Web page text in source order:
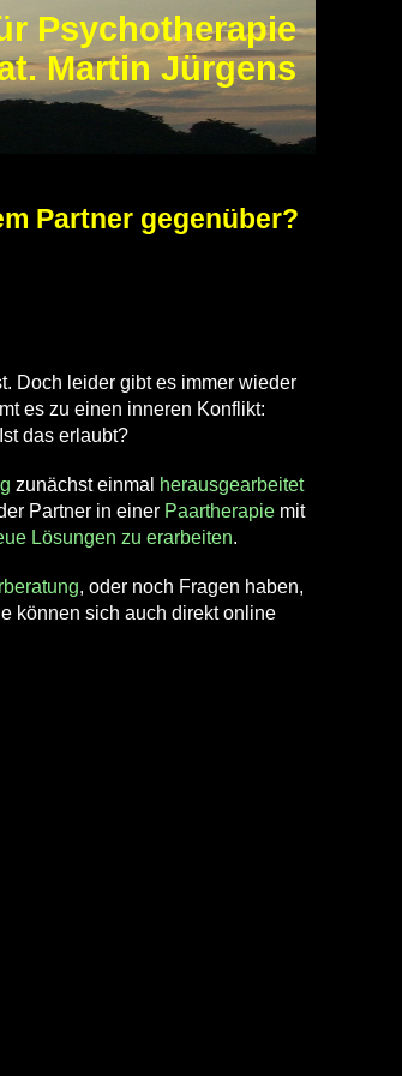
Psychotherapie
Martin Jürgens
Partner gegenüber?
Doch leider gibt es immer wieder
es zu einen inneren Konflikt:
das erlaubt?
zunächst einmal
herausgearbeitet
Partner in einer Paartherapie mit
Lösungen zu erarbeiten.
, oder noch Fragen haben,
können sich auch direkt online